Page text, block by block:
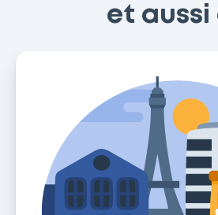
et aussi